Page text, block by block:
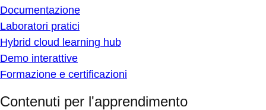
Documentazione
Laboratori pratici
Hybrid cloud learning hub
Demo interattive
Formazione e certificazioni
Contenuti per l'apprendimento